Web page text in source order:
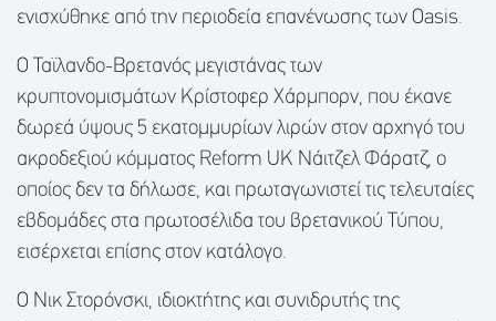
ενισχύθηκε από την περιοδεία επανένωσης των Oasis.
Ο Ταϊλανδο-Βρετανός μεγιστάνας των
κρυπτονομισμάτων Κρίστοφερ Χάρμπορν, που έκανε
δωρεά ύψους 5 εκατομμυρίων λιρών στον αρχηγό του
ακροδεξιού κόμματος Reform UK Νάιτζελ Φάρατζ, ο
οποίος δεν τα δήλωσε, και πρωταγωνιστεί τις τελευταίες
εβδομάδες στα πρωτοσέλιδα του βρετανικού Τύπου,
εισέρχεται επίσης στον κατάλογο.
Ο Νικ Στορόνσκι, ιδιοκτήτης και συνιδρυτής της